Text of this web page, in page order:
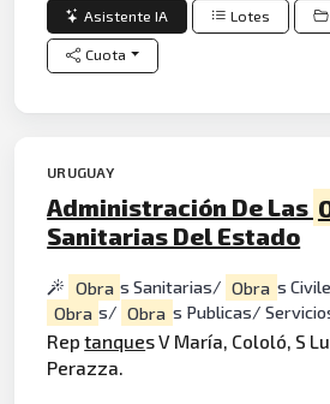
Asistente IA Lotes
Cuota
URUGUAY
Administración De Las
Sanitarias Del Estado
Obra s Sanitarias/ Obra s
Obra s/ Obra s Publicas/
Reptanques V María, Cololó, S
Perazza.